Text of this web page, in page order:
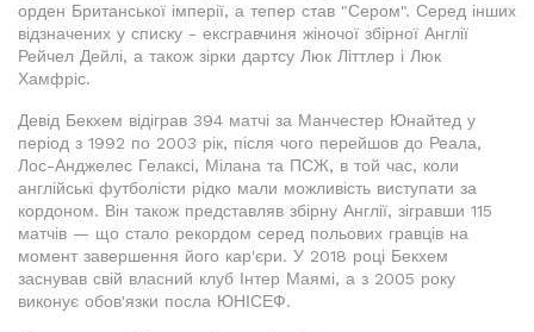
орден Британської імперії, а тепер став "Сером". Серед інших
відзначених у списку - ексгравчиня жіночої збірної Англії
Рейчел Дейлі, а також зірки дартсу Люк Літтлер і Люк
Хамфріс.
Девід Бекхем відіграв 394 матчі за Манчестер Юнайтед у
період з 1992 по 2003 рік, після чого перейшов до Реала,
Лос-Анджелес Гелаксі, Мілана та ПСЖ, в той час, коли
англійські футболісти рідко мали можливість виступати за
кордоном. Він також представляв збірну Англії, зігравши 115
матчів — що стало рекордом серед польових гравців на
момент завершення його кар'єри. У 2018 році Бекхем
заснував свій власний клуб Інтер Маямі, а з 2005 року
виконує обов'язки посла ЮНІСЕФ.